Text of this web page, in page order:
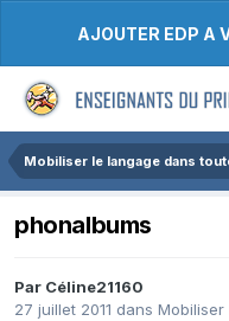
AJOUTER EDP A
Mobiliser le langage dans
phonalbums
Par Céline21160
27 juillet 2011 dans